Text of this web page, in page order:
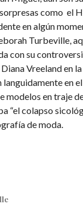
como el
en algún
Turbeville,
con su
Vreeland en
languidamente en
en traje
“el colapso
de moda.